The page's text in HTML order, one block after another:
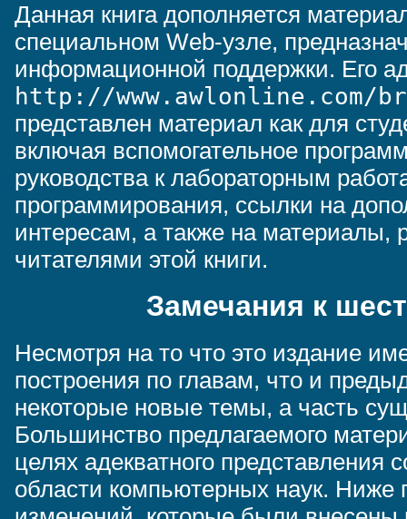
Данная книга дополняется
специальном Web-узле,
информационной поддержки. Его
http://www.awlonline.com/
представлен материал как для
включая вспомогательное
руководства к лабораторным
программирования, ссылки на
интересам, а также на материалы,
читателями этой книги.
Замечания к
Несмотря на то что это издание
построения по главам, что и
некоторые новые темы, а часть
Большинство предлагаемого
целях адекватного представления
области компьютерных наук. Ниже